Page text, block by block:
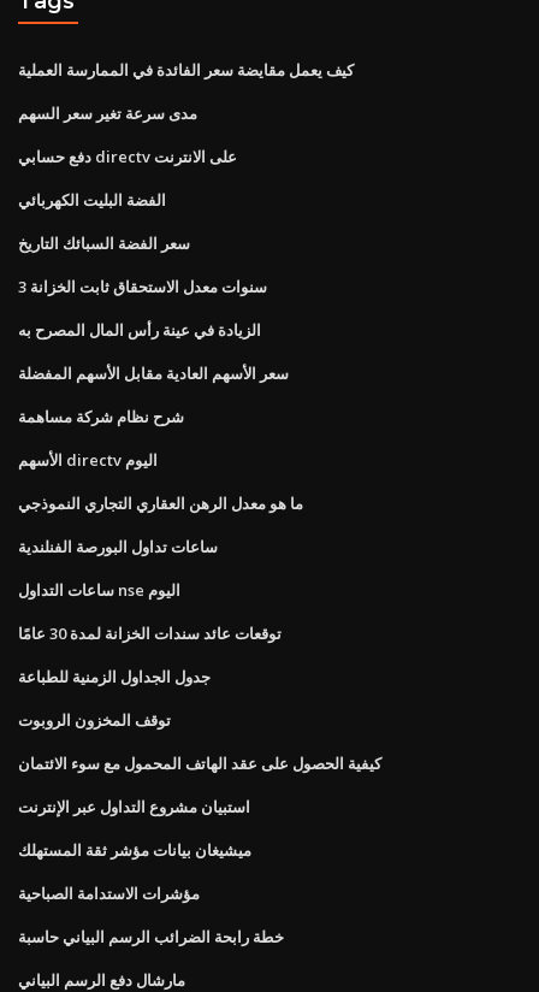
كيف يعمل مقايضة سعر الفائدة في الممارسة العملية
مدى سرعة تغير سعر السهم
دفع حسابي directv على الانترنت
الفضة البليت الكهربائي
سعر الفضة السبائك التاريخ
3 سنوات معدل الاستحقاق ثابت الخزانة
الزيادة في عينة رأس المال المصرح به
سعر الأسهم العادية مقابل الأسهم المفضلة
شرح نظام شركة مساهمة
الأسهم directv اليوم
ما هو معدل الرهن العقاري التجاري النموذجي
ساعات تداول البورصة الفنلندية
ساعات التداول nse اليوم
توقعات عائد سندات الخزانة لمدة 30 عامًا
جدول الجداول الزمنية للطباعة
توقف المخزون الروبوت
كيفية الحصول على عقد الهاتف المحمول مع سوء الائتمان
استبيان مشروع التداول عبر الإنترنت
ميشيغان بيانات مؤشر ثقة المستهلك
مؤشرات الاستدامة الصباحية
خطة رابحة الضرائب الرسم البياني حاسبة
مارشال دفع الرسم البياني